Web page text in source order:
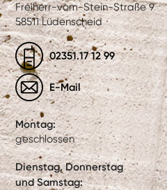
Freiherr-vom-Stein-Straße 9
58511 Lüdenscheid
02351.17 12 99
E-Mail
Montag:
geschlossen
Dienstag, Donnerstag
und Samstag: